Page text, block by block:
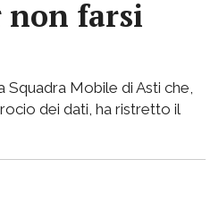
non farsi
Squadra Mobile di Asti che,
dei dati, ha ristretto il